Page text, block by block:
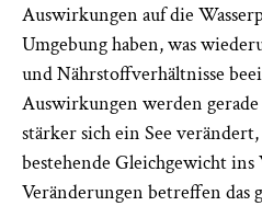
Auswirkungen auf die
Umgebung haben, was
und Nährstoffverhältnisse
Auswirkungen werden
stärker sich ein See
bestehende Gleichgewicht
Veränderungen betreffen das